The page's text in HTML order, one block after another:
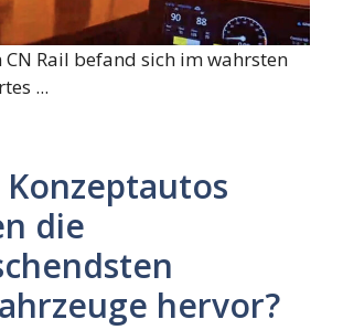
CN Rail befand sich im wahrsten
...
die
hervor?